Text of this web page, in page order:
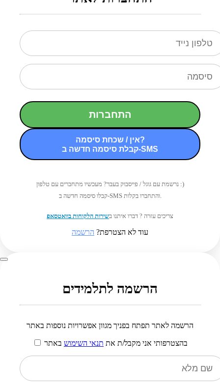
התחברות
אין / שכחת סיסמה?
קבלת סיסמה חדשה ב-SMS
נרשמת עם גוגל / פייסבוק בעבר? מעכשיו מתחברים עם טלפון :)
קבלו סיסמה חדשה ב-SMS והתחברו בקלות.
צריכים עזרה ? דברו איתנו בשירות הלקוחות בוואטסאפ
עוד לא הצטרפת? הרשמה
הרשמה לתלמידים
הרשמה לאתר תפתח בפניך מגוון אפשרויות נוספות באתר
בהצטרפותי אני מקבל/ת את תנאי השימוש באתר